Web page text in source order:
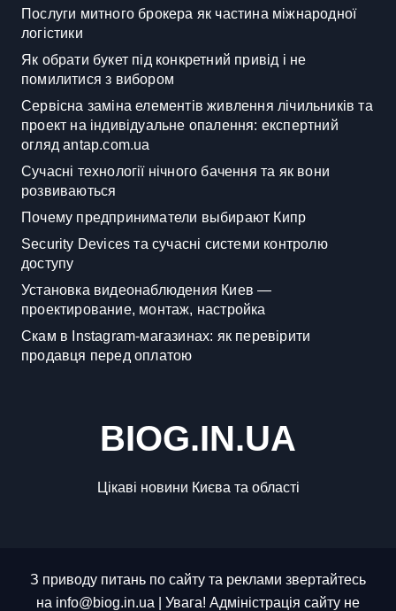
Послуги митного брокера як частина міжнародної
логістики
Як обрати букет під конкретний привід і не
помилитися з вибором
Сервісна заміна елементів живлення лічильників та
проект на індивідуальне опалення: експертний
огляд antap.com.ua
Сучасні технології нічного бачення та як вони
розвиваються
Почему предприниматели выбирают Кипр
Security Devices та сучасні системи контролю
доступу
Установка видеонаблюдения Киев —
проектирование, монтаж, настройка
Скам в Instagram-магазинах: як перевірити
продавця перед оплатою
BIOG.IN.UA
Цікаві новини Києва та області
З приводу питань по сайту та реклами звертайтесь
на info@biog.in.ua | Увага! Адміністрація сайту не